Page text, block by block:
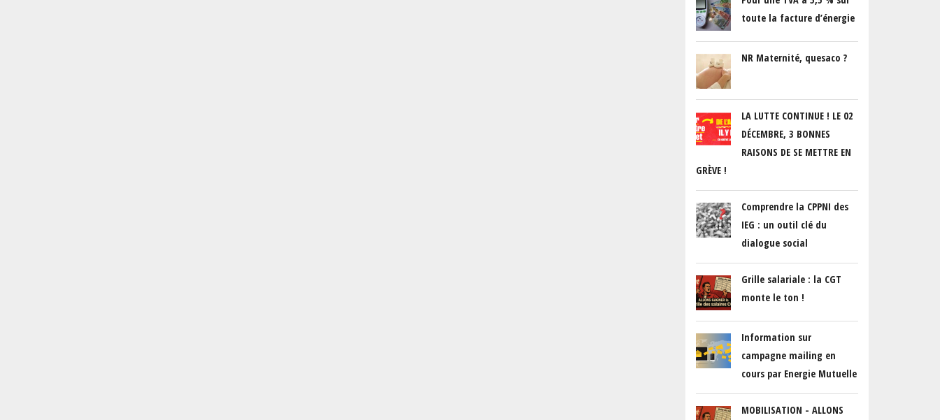
toute la facture d’énergie
NR Maternité, quesaco ?
LA LUTTE CONTINUE ! LE 02
DÉCEMBRE, 3 BONNES
RAISONS DE SE METTRE EN
GRÈVE !
Comprendre la CPPNI des
IEG : un outil clé du
dialogue social
Grille salariale : la CGT
monte le ton !
Information sur
campagne mailing en
cours par Energie Mutuelle
MOBILISATION - ALLONS
PREVIOUS